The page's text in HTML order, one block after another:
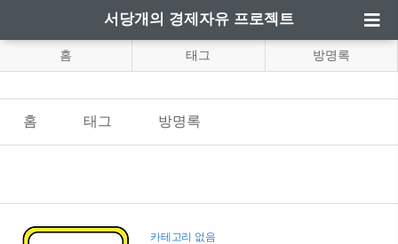
서당개의 경제자유 프로젝트
홈 태그 방명록
홈 태그 방명록
카테고리 없음